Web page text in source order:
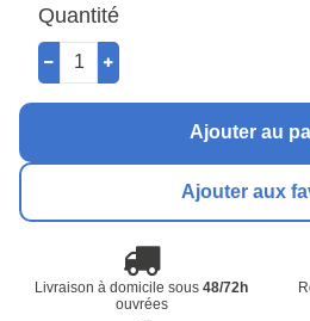
Quantité
Ajouter au
Ajouter aux
Livraison à domicile sous48/72h
ouvrées